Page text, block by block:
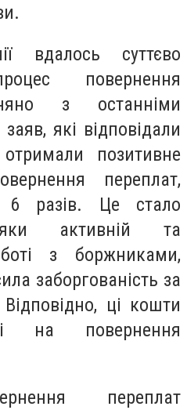
вдалось суттєво
повернення
з останніми
які відповідали
позитивне
переплат,
разів. Це стало
активній та
з боржниками,
заборгованість за
ці кошти
на повернення
переплат